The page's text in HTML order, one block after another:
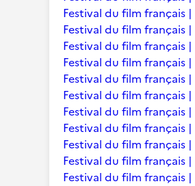
Festival du film français |
Festival du film français
Festival du film français
Festival du film français |
Festival du film français |
Festival du film français
Festival du film français
Festival du film français |
Festival du film français
Festival du film français
Festival du film français